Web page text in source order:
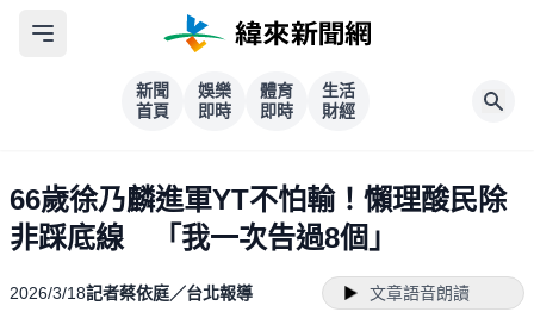
新聞
首頁
娛樂
即時
體育
即時
生活
財經
66歲徐乃麟進軍YT不怕輸！懶理酸民除
非踩底線 「我一次告過8個」
2026/3/18記者蔡依庭／台北報導 文章語音朗讀